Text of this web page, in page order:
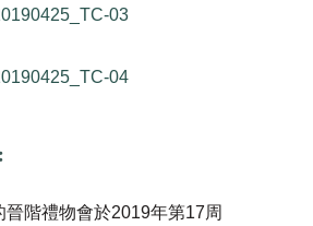
晉階禮物會於2019年第17周